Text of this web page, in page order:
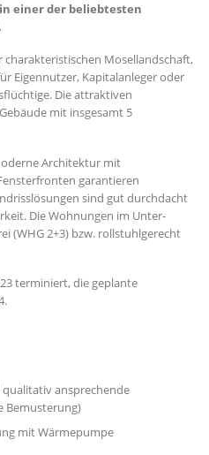
einer der beliebtesten
Mosellandschaft,
Eigennutzer, Kapitalanleger oder
Die attraktiven
mit insgesamt 5
Architektur mit
garantieren
sind gut durchdacht
Die Wohnungen im Unter-
(WHG 2+3) bzw. rollstuhlgerecht
terminiert, die geplante
ansprechende
Bemusterung)
mit Wärmepumpe